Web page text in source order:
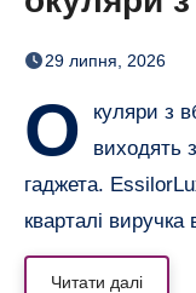
майже
29 липня, 2026
О
куляри з
виходять
гаджета.
кварталі
Читати далі